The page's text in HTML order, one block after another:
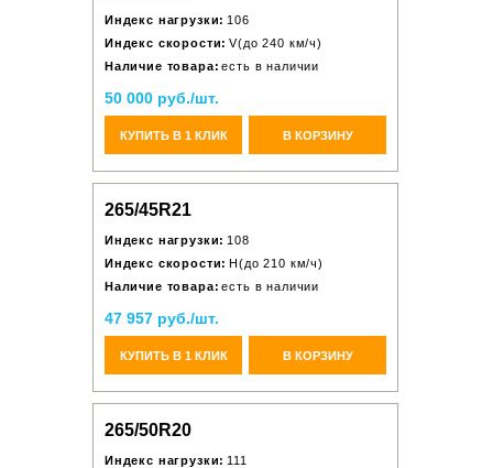
Индекс нагрузки: 106
Индекс скорости: V(до 240 км/ч)
Наличие товара: есть в наличии
50 000 руб./шт.
КУПИТЬ В 1 КЛИК В КОРЗИНУ
265/45R21
Индекс нагрузки: 108
Индекс скорости: H(до 210 км/ч)
Наличие товара: есть в наличии
47 957 руб./шт.
КУПИТЬ В 1 КЛИК В КОРЗИНУ
265/50R20
Индекс нагрузки: 111